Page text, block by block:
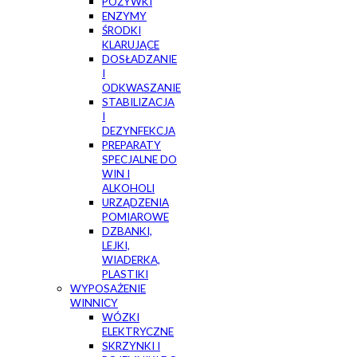
ENZYMY
ŚRODKI
KLARUJĄCE
DOSŁADZANIE
I
ODKWASZANIE
STABILIZACJA
I
DEZYNFEKCJA
PREPARATY
SPECJALNE DO
WIN I
ALKOHOLI
URZĄDZENIA
POMIAROWE
DZBANKI,
LEJKI,
WIADERKA,
PLASTIKI
WYPOSAŻENIE
WINNICY
WÓZKI
ELEKTRYCZNE
SKRZYNKI I